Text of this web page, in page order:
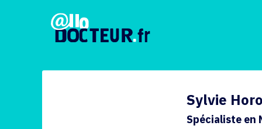
Sylvie
Spécialiste en